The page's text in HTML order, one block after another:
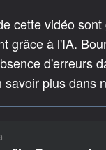
cette vidéo
grâce à l'IA.
d'erreurs
savoir plus dans